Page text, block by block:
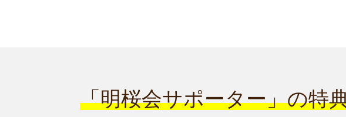
「明桜会サポーター」の特